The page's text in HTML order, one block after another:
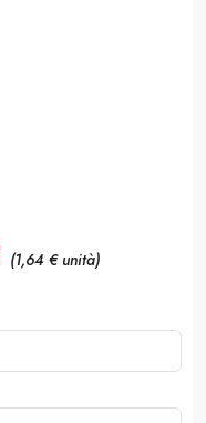
(1,64 € unità)